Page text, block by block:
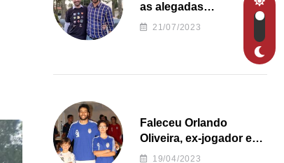
as alegadas
irregularidades da
Junta de Freguesia S.
21/07/2023
Faleceu Orlando
Oliveira, ex-jogador e
treinador da formação
19/04/2023